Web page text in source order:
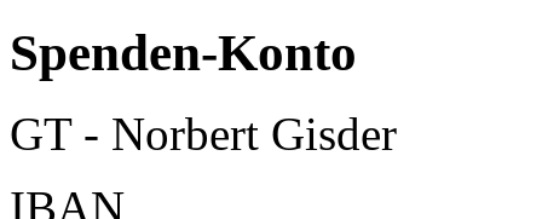
Spenden-Konto
GT - Norbert Gisder
IBAN